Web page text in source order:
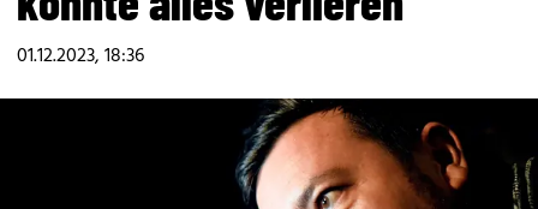
01.12.2023, 18:36